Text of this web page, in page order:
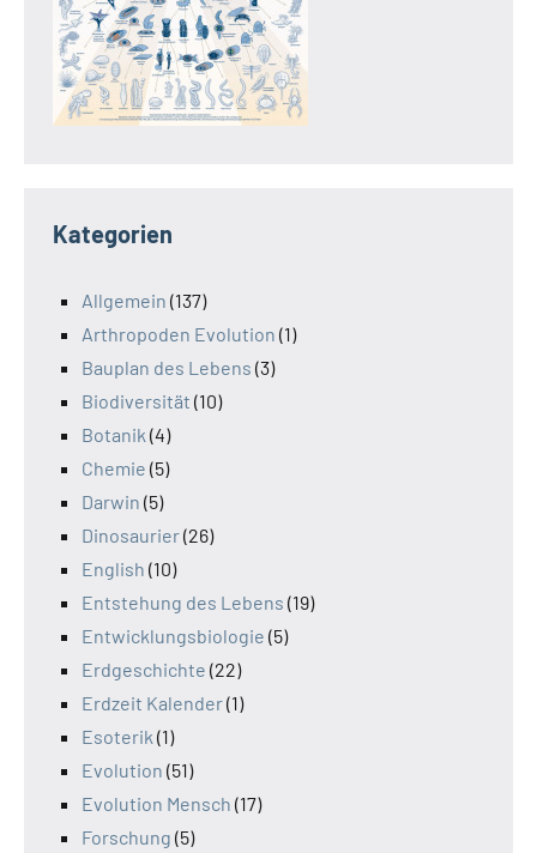
Kategorien
Allgemein (137)
Arthropoden Evolution (1)
Bauplan des Lebens (3)
Biodiversität (10)
Botanik (4)
Chemie (5)
Darwin (5)
Dinosaurier(26)
English (10)
Entstehung des Lebens (19)
Entwicklungsbiologie (5)
Erdgeschichte (22)
Erdzeit Kalender(1)
Esoterik (1)
Evolution (51)
Evolution Mensch (17)
Forschung (5)